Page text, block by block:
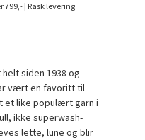
799,- | Rask levering
siden 1938 og
vært en favoritt til
et like populært garn i
ikke superwash-
lette, lune og blir